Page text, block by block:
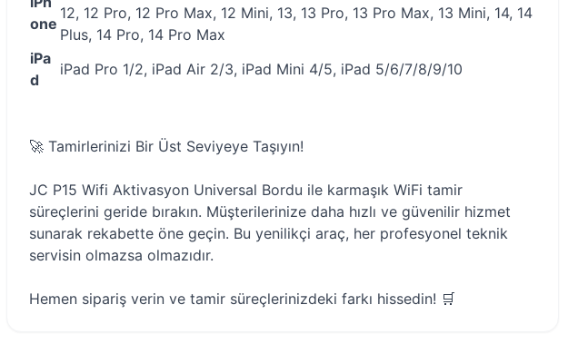
one
12, 12 Pro, 12 Pro Max, 12 Mini, 13, 13 Pro, 13 Pro Max, 13 Mini, 14, 14
Plus, 14 Pro, 14 Pro Max
iPa
d
iPad Pro 1/2, iPad Air 2/3, iPad Mini 4/5, iPad 5/6/7/8/9/10
🚀 Tamirlerinizi Bir Üst Seviyeye Taşıyın!
JC P15 Wifi Aktivasyon Universal Bordu ile karmaşık WiFi tamir
süreçlerini geride bırakın. Müşterilerinize daha hızlı ve güvenilir hizmet
sunarak rekabette öne geçin. Bu yenilikçi araç, her profesyonel teknik
servisin olmazsa olmazıdır.
Hemen sipariş verin ve tamir süreçlerinizdeki farkı hissedin! 🛒